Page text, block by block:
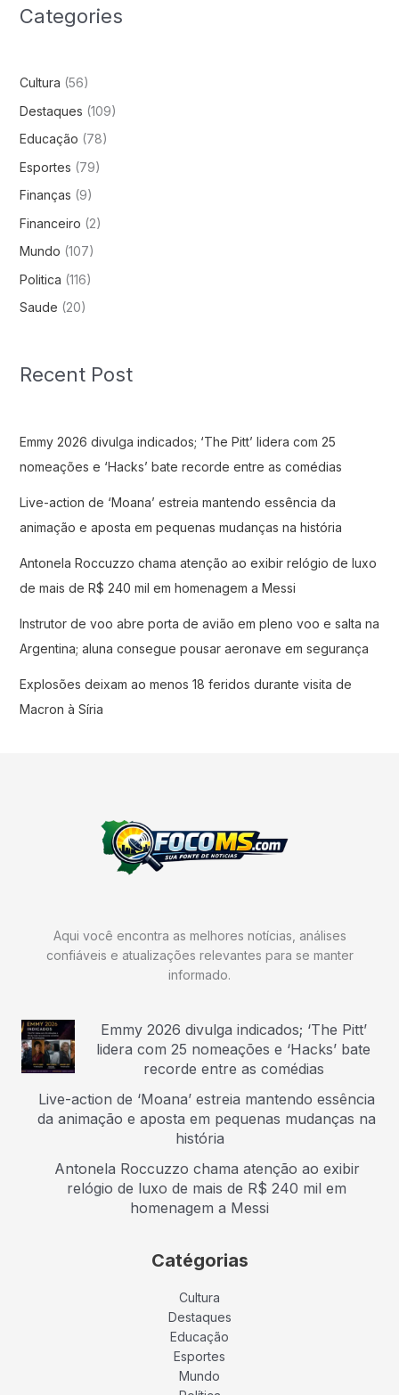
Categories
Cultura (56)
Destaques (109)
Educação (78)
Esportes (79)
Finanças (9)
Financeiro (2)
Mundo (107)
Politica (116)
Saude (20)
Recent Post
Emmy 2026 divulga indicados; ‘The Pitt’ lidera com 25
nomeações e ‘Hacks’ bate recorde entre as comédias
Live-action de ‘Moana’ estreia mantendo essência da
animação e aposta em pequenas mudanças na história
Antonela Roccuzzo chama atenção ao exibir relógio de luxo
de mais de R$ 240 mil em homenagem a Messi
Instrutor de voo abre porta de avião em pleno voo e salta na
Argentina; aluna consegue pousar aeronave em segurança
Explosões deixam ao menos 18 feridos durante visita de
Macron à Síria
Aqui você encontra as melhores notícias, análises
confiáveis e atualizações relevantes para se manter
informado.
Emmy 2026 divulga indicados; ‘The Pitt’
lidera com 25 nomeações e ‘Hacks’ bate
recorde entre as comédias
Live-action de ‘Moana’ estreia mantendo essência
da animação e aposta em pequenas mudanças na
história
Antonela Roccuzzo chama atenção ao exibir
relógio de luxo de mais de R$ 240 mil em
homenagem a Messi
Catégorias
Cultura
Destaques
Educação
Esportes
Mundo